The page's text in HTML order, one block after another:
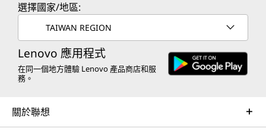
選擇國家/地區:
TAIWAN REGION
Lenovo 應用程式
在同一個地方體驗 Lenovo 產品商店和服
務。
關於聯想